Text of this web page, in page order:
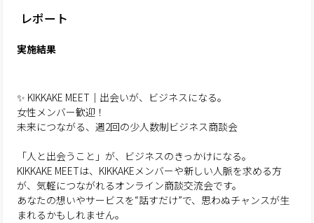
レポート
実施結果
✨ KIKKAKE MEET｜出会いが、ビジネスになる。
女性メンバー歓迎！
未来につながる、週2回の少人数制ビジネス商談会
「人と出会うこと」が、ビジネスのきっかけになる。
KIKKAKE MEETは、KIKKAKEメンバーや新しい人脈を求める方
が、気軽につながれるオンライン商談交流会です。
あなたの想いやサービスを“話すだけ”で、思わぬチャンスが生
まれるかもしれません。